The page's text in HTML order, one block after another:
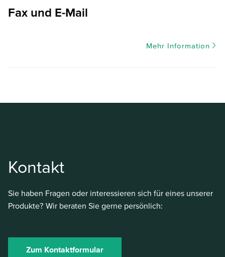
Fax und E-Mail
Mehr Information
Kontakt
Sie haben Fragen oder interessieren sich für eines unserer
Produkte? Wir beraten Sie gerne persönlich:
Zum Kontaktformular